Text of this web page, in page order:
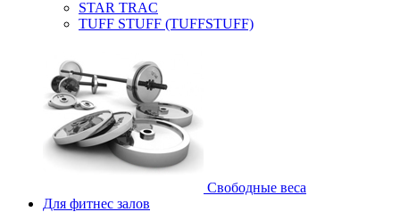
STAR TRAC
TUFF STUFF (TUFFSTUFF)
Свободные веса
Для фитнес залов